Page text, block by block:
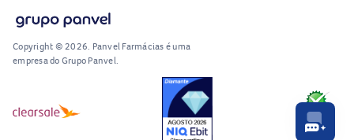
Copyright © 2026. Panvel Farmácias é uma
empresa do Grupo Panvel.
RA1000